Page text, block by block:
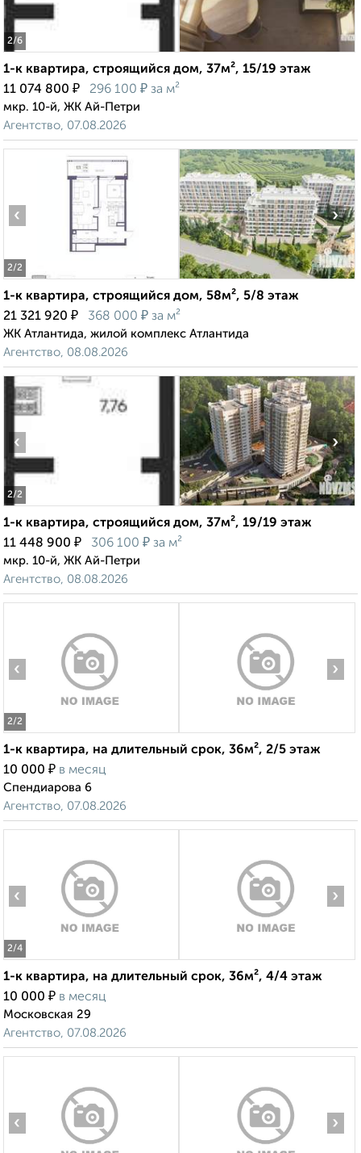
2/6
1-к квартира, строящийся дом, 37м², 15/19 этаж
11 074 800 ₽ 296 100 ₽ за м²
мкр. 10-й, ЖК Ай-Петри
Агентство, 07.08.2026
2/2
‹ ›
1-к квартира, строящийся дом, 58м², 5/8 этаж
21 321 920 ₽ 368 000 ₽ за м²
ЖК Атлантида, жилой комплекс Атлантида
Агентство, 08.08.2026
2/2
‹ ›
1-к квартира, строящийся дом, 37м², 19/19 этаж
11 448 900 ₽ 306 100 ₽ за м²
мкр. 10-й, ЖК Ай-Петри
Агентство, 08.08.2026
2/2
‹ ›
1-к квартира, на длительный срок, 36м², 2/5 этаж
10 000 ₽ в месяц
Спендиарова 6
Агентство, 07.08.2026
2/4
‹ ›
1-к квартира, на длительный срок, 36м², 4/4 этаж
10 000 ₽ в месяц
Московская 29
Агентство, 07.08.2026
‹ ›